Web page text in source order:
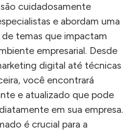
são cuidadosamente
e abordam uma
de temas que impactam
empresarial. Desde
digital até técnicas
você encontrará
e atualizado que pode
em sua empresa.
é crucial para a